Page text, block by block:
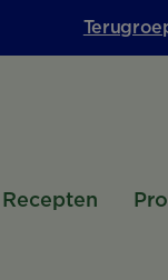
Recepten